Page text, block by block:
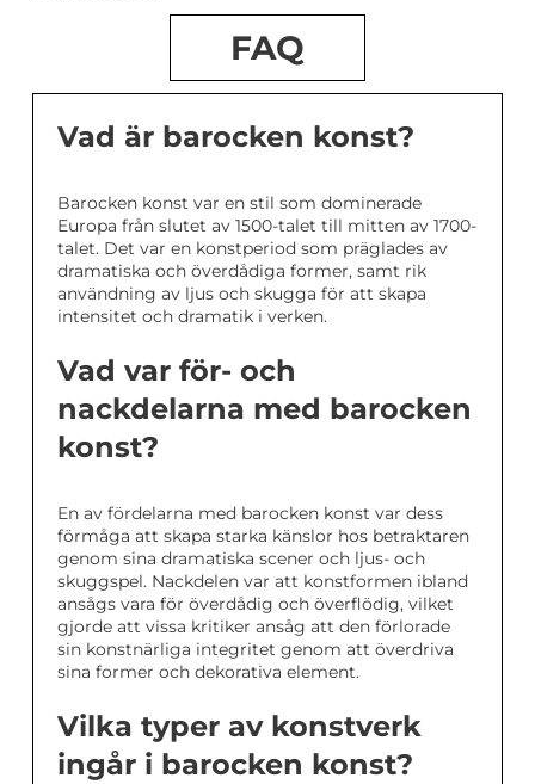
FAQ
Vad är barocken konst?
Barocken konst var en stil som dominerade
Europa från slutet av 1500-talet till mitten av 1700-
talet. Det var en konstperiod som präglades av
dramatiska och överdådiga former, samt rik
användning av ljus och skugga för att skapa
intensitet och dramatik i verken.
Vad var för- och
nackdelarna med barocken
konst?
En av fördelarna med barocken konst var dess
förmåga att skapa starka känslor hos betraktaren
genom sina dramatiska scener och ljus- och
skuggspel. Nackdelen var att konstformen ibland
ansågs vara för överdådig och överflödig, vilket
gjorde att vissa kritiker ansåg att den förlorade
sin konstnärliga integritet genom att överdriva
sina former och dekorativa element.
Vilka typer av konstverk
ingår i barocken konst?